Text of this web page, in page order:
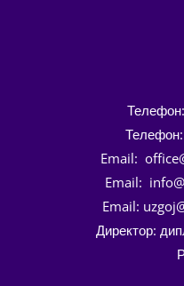
Email:
Email:
Email:
Директор: